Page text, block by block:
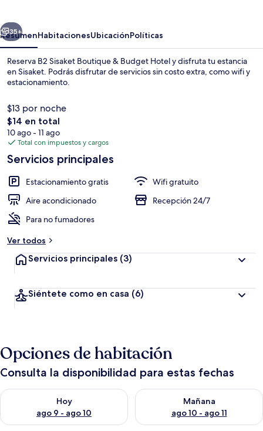
Budget
Hotel
Siguiente
35+
ResumenHabitacionesUbicaciónPolíticas
Reserva B2 Sisaket Boutique & Budget Hotel y disfruta tu estancia
en Sisaket. Podrás disfrutar de servicios sin costo extra, como wifi y
estacionamiento.
$13 por noche
El
precio
total
de
$14 en total
10 ago - 11 ago
Total con impuestos y cargos
Servicios principales
Estacionamiento gratis
Wifi gratuito
Aire acondicionado
Recepción 24/7
Para no fumadores
Ver todos
Servicios principales (3)
Siéntete como en casa (6)
Opciones de habitación
Consulta la disponibilidad para estas fechas
Hoy
ago 9 - ago 10
Consulta la disponibilidad para hoy ago 9 - ago 10
Mañana
ago 10 - ago 11
Consulta la disponibilidad